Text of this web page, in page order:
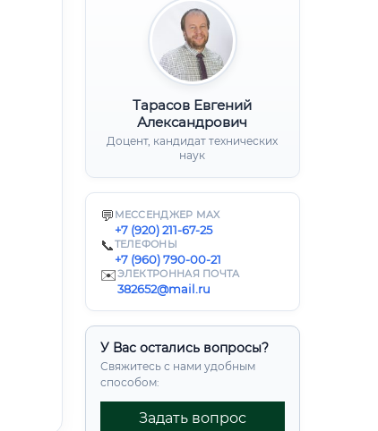
Тарасов Евгений
Александрович
Доцент, кандидат технических
наук
💬 МЕССЕНДЖЕР MAX
+7 (920) 211-67-25
📞ТЕЛЕФОНЫ
+7 (960) 790-00-21
✉️ЭЛЕКТРОННАЯ ПОЧТА
382652@mail.ru
У Вас остались вопросы?
Свяжитесь с нами удобным
способом:
Задать вопрос